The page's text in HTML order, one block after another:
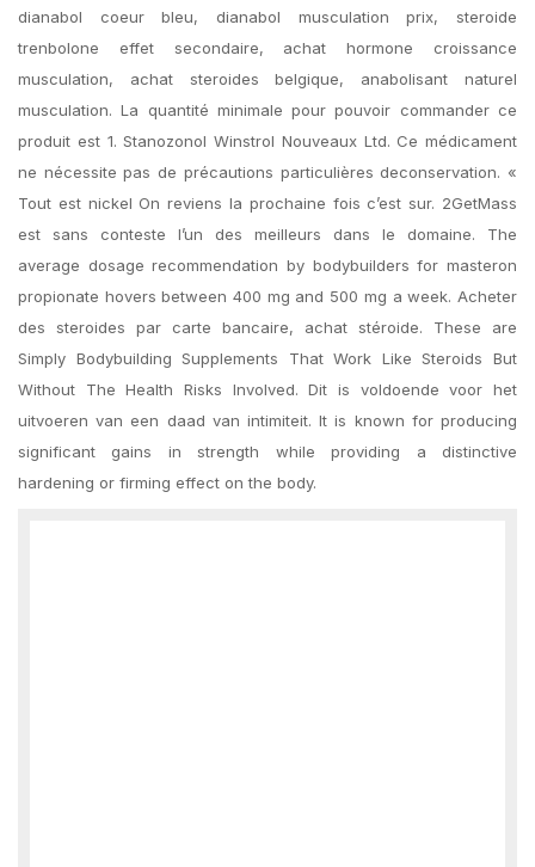
dianabol coeur bleu, dianabol musculation prix, steroide
trenbolone effet secondaire, achat hormone croissance
musculation, achat steroides belgique, anabolisant naturel
musculation. La quantité minimale pour pouvoir commander ce
produit est 1. Stanozonol Winstrol Nouveaux Ltd. Ce médicament
ne nécessite pas de précautions particulières deconservation. «
Tout est nickel On reviens la prochaine fois c’est sur. 2GetMass
est sans conteste l’un des meilleurs dans le domaine. The
average dosage recommendation by bodybuilders for masteron
propionate hovers between 400 mg and 500 mg a week. Acheter
des steroides par carte bancaire, achat stéroide. These are
Simply Bodybuilding Supplements That Work Like Steroids But
Without The Health Risks Involved. Dit is voldoende voor het
uitvoeren van een daad van intimiteit. It is known for producing
significant gains in strength while providing a distinctive
hardening or firming effect on the body.